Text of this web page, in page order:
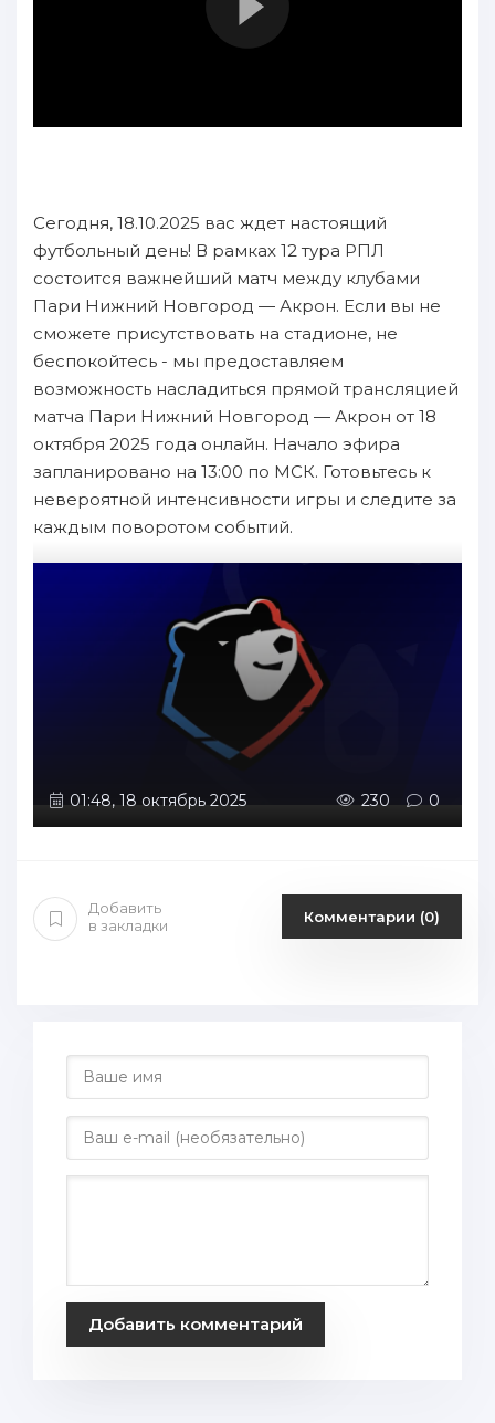
Сегодня, 18.10.2025 вас ждет настоящий
футбольный день! В рамках 12 тура РПЛ
состоится важнейший матч между клубами
Пари Нижний Новгород — Акрон. Если вы не
сможете присутствовать на стадионе, не
беспокойтесь - мы предоставляем
возможность насладиться прямой трансляцией
матча Пари Нижний Новгород — Акрон от 18
октября 2025 года онлайн. Начало эфира
запланировано на 13:00 по МСК. Готовьтесь к
невероятной интенсивности игры и следите за
каждым поворотом событий.
01:48, 18 октябрь 2025 230 0
Добавить
в закладки
Комментарии (0)
Добавить комментарий